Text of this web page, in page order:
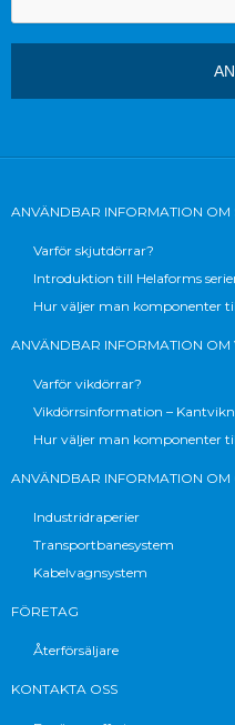
ANVÄNDBAR INFORMATION OM
Varför skjutdörrar?
Introduktion till Helaforms
Hur väljer man komponenter
ANVÄNDBAR INFORMATION OM
Varför vikdörrar?
Vikdörrsinformation –
Hur väljer man komponenter
ANVÄNDBAR INFORMATION
Industridraperier
Transportbanesystem
Kabelvagnsystem
FÖRETAG
Återförsäljare
KONTAKTA OSS